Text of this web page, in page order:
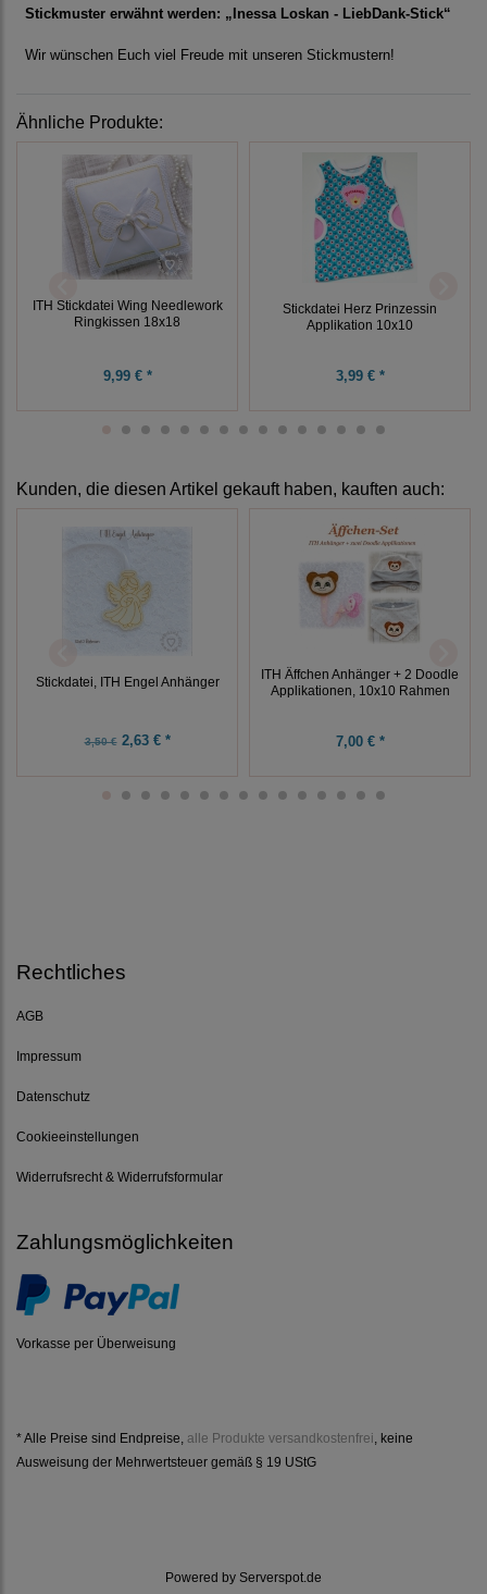
Stickmuster erwähnt werden: „Inessa Loskan - LiebDank-Stick“
Wir wünschen Euch viel Freude mit unseren Stickmustern!
Ähnliche Produkte:
ITH Stickdatei Wing Needlework
Ringkissen 18x18
9,99 € *
Stickdatei Herz Prinzessin
Applikation 10x10
3,99 € *
Kunden, die diesen Artikel gekauft haben, kauften auch:
Stickdatei, ITH Engel Anhänger
3,50 €2,63 € *
ITH Äffchen Anhänger + 2 Doodle
Applikationen, 10x10 Rahmen
7,00 € *
Rechtliches
AGB
Impressum
Datenschutz
Cookieeinstellungen
Widerrufsrecht & Widerrufsformular
Zahlungsmöglichkeiten
Vorkasse per Überweisung
* Alle Preise sind Endpreise, alle Produkte versandkostenfrei , keine
Ausweisung der Mehrwertsteuer gemäß § 19 UStG
Powered by Serverspot.de